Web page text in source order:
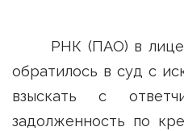
РНК (ПАО) в
обратилось в суд с
взыскать с
задолженность по